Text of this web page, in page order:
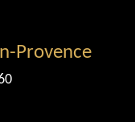
Provence